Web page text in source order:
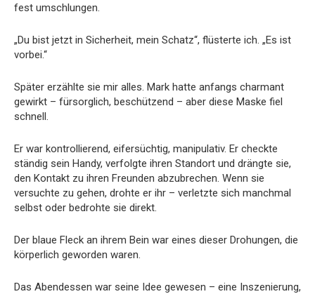
fest umschlungen.
„Du bist jetzt in Sicherheit, mein Schatz“, flüsterte ich. „Es ist
vorbei.“
Später erzählte sie mir alles. Mark hatte anfangs charmant
gewirkt – fürsorglich, beschützend – aber diese Maske fiel
schnell.
Er war kontrollierend, eifersüchtig, manipulativ. Er checkte
ständig sein Handy, verfolgte ihren Standort und drängte sie,
den Kontakt zu ihren Freunden abzubrechen. Wenn sie
versuchte zu gehen, drohte er ihr – verletzte sich manchmal
selbst oder bedrohte sie direkt.
Der blaue Fleck an ihrem Bein war eines dieser Drohungen, die
körperlich geworden waren.
Das Abendessen war seine Idee gewesen – eine Inszenierung,